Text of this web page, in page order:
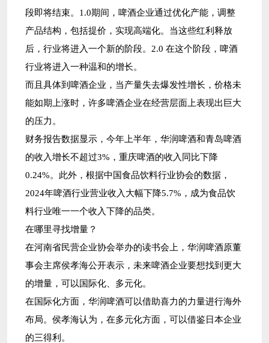
段即将结束。1.0期间，啤酒企业通过优化产能，调整
产品结构，包括提价，实现高端化。当这些红利释放
后，行业将进入一个新的阶段。2.0 在这个阶段，啤酒
行业将进入一种温和的增长。
而且具体到啤酒企业，当产量失去爆发性增长，价格未
能如期上涨时，许多啤酒企业在经营层面上表现出巨大
的压力。
财务报告数据显示，今年上半年，华润啤酒和青岛啤酒
的收入增长不超过3%，重庆啤酒的收入同比下降
0.24%。此外，根据中国食品饮料行业协会的数据，
2024年啤酒行业营业收入大幅下降5.7%，成为食品饮
料行业唯一一个收入下降的品类。
在哪里寻找增量？
在河南省民营企业协会举办的读书会上，华润啤酒原董
事会主席侯孝海公开表示，未来啤酒企业要想找到更大
的增量，可以国际化、多元化。
在国际化方面，华润啤酒可以借助喜力的力量进行海外
布局。侯孝海认为，在多元化方面，可以借鉴日本企业
的三得利。